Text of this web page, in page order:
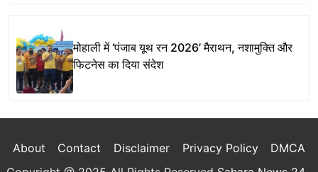
मोहाली में ‘पंजाब यूथ रन 2026’ मैराथन, नशामुक्ति और
फिटनेस का दिया संदेश
About Contact Disclaimer Privacy Policy
DMCA